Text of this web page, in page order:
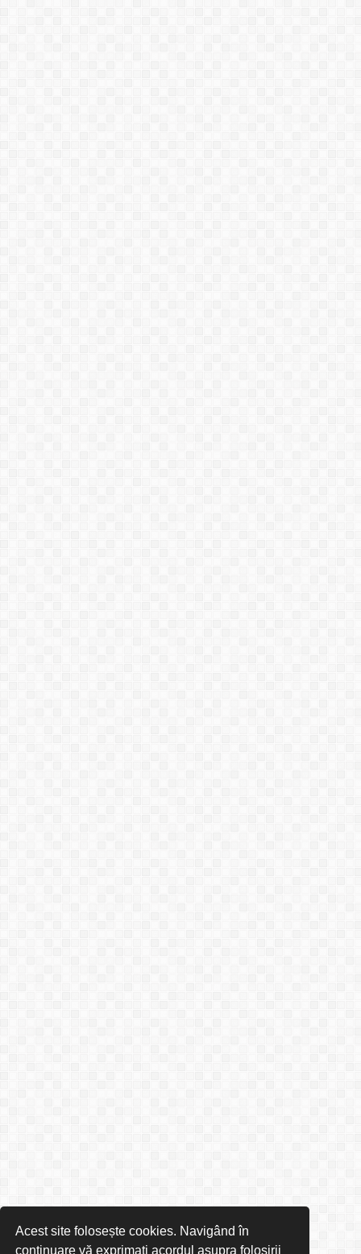
Acest site folosește cookies. Navigând în
continuare vă exprimați acordul asupra folosirii